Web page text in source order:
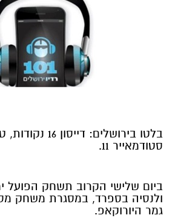
סטודמאייר 11.
ביום שלישי הקרוב תשחק הפועל
גמר היורוקאפ.